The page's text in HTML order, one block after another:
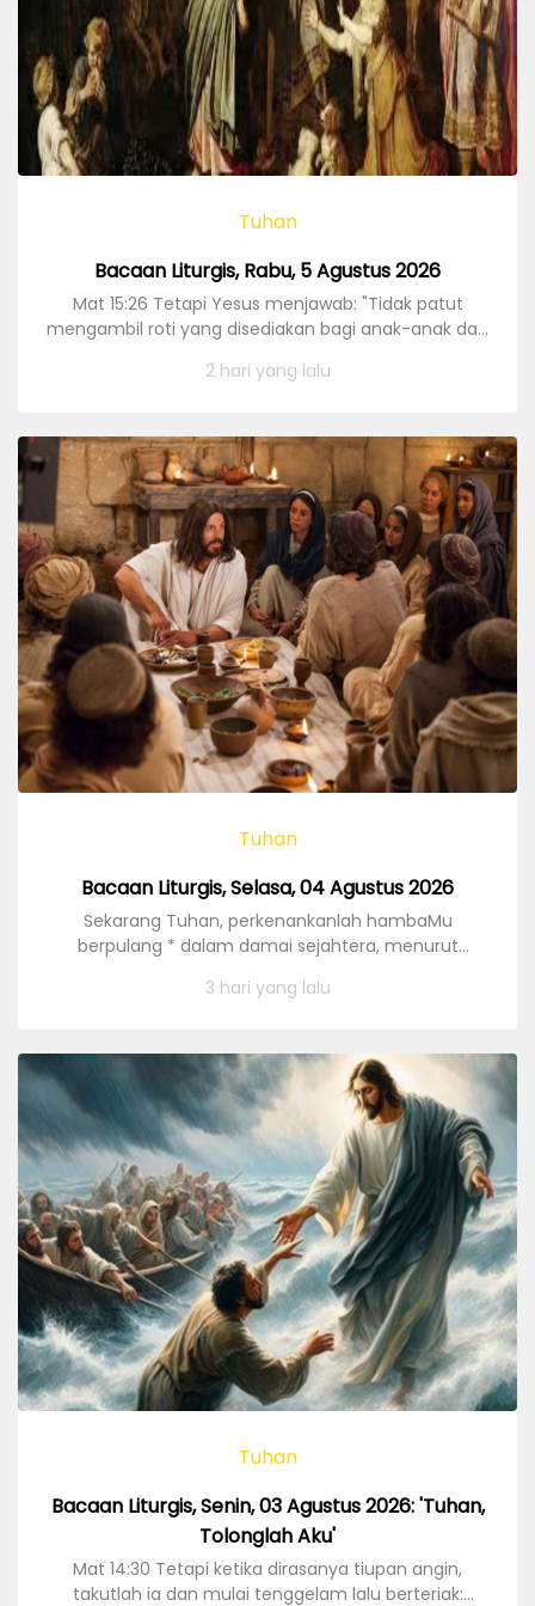
Tuhan
Bacaan Liturgis, Rabu, 5 Agustus 2026
Mat 15:26 Tetapi Yesus menjawab: "Tidak patut
mengambil roti yang disediakan bagi anak-anak dan
2 hari yang lalu
Tuhan
Bacaan Liturgis, Selasa, 04 Agustus 2026
Sekarang Tuhan, perkenankanlah hambaMu
berpulang * dalam damai sejahtera, menurut
3 hari yang lalu
Tuhan
Bacaan Liturgis, Senin, 03 Agustus 2026: 'Tuhan,
Tolonglah Aku'
Mat 14:30 Tetapi ketika dirasanya tiupan angin,
takutlah ia dan mulai tenggelam lalu berteriak: